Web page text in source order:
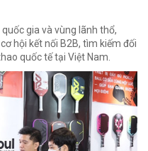
gia và vùng lãnh thổ,
hội kết nối B2B, tìm kiếm đối
quốc tế tại Việt Nam.